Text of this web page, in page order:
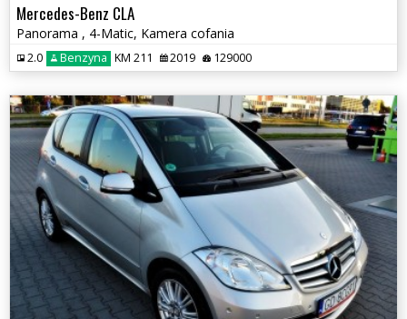
Mercedes-Benz CLA
Panorama , 4-Matic, Kamera cofania
2.0 Benzyna KM 211 2019 129000